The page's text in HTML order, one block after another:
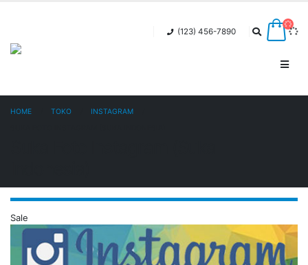
(123) 456-7890
HOME TOKO
INSTAGRAM
Sale